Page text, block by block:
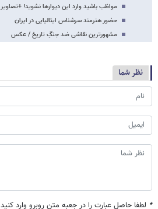
مواظب باشید وارد این دیوارها نشوید! +تصاویر
حضور هنرمند سرشناس ایتالیایی در ایران
مشهورترین نقاشی ضد جنگِ تاریخ / عکس
نظر شما
* لطفا حاصل عبارت را در جعبه متن روبرو وارد کنید